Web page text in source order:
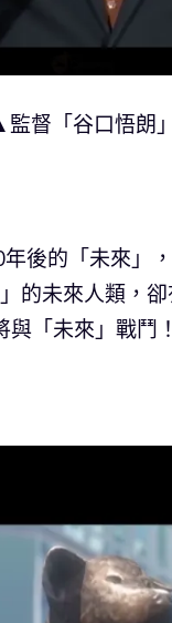
監督「谷口悟朗」
後的「未來」
的未來人類，
「未來」戰鬥！